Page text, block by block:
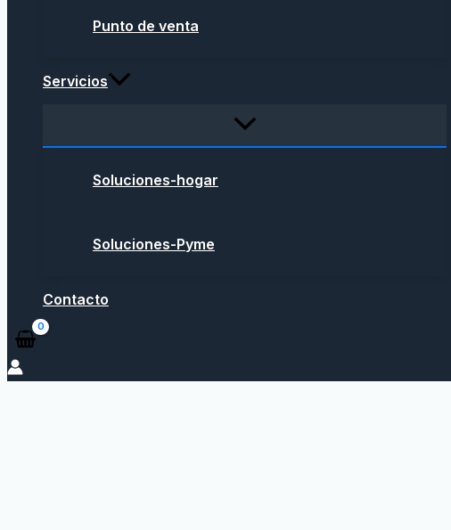
Punto de venta
Servicios
Soluciones-hogar
Soluciones-Pyme
Contacto